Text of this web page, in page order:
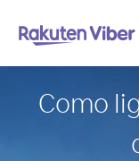
Como